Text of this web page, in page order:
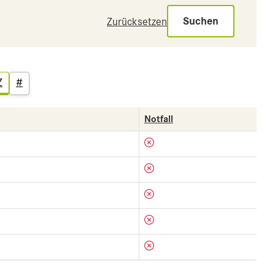
Zurücksetzen Suchen
#
Notfall